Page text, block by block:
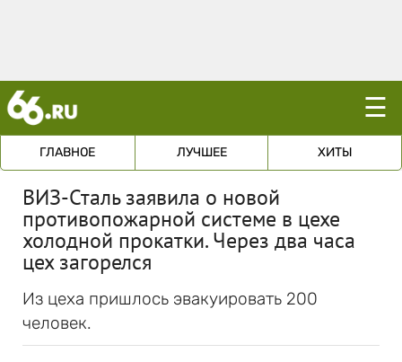
☰
ГЛАВНОЕ ЛУЧШЕЕ ХИТЫ
ВИЗ-Сталь заявила о новой
противопожарной системе в цехе
холодной прокатки. Через два часа
цех загорелся
Из цеха пришлось эвакуировать 200
человек.